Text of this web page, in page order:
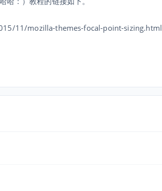
11/mozilla-themes-focal-point-sizing.html